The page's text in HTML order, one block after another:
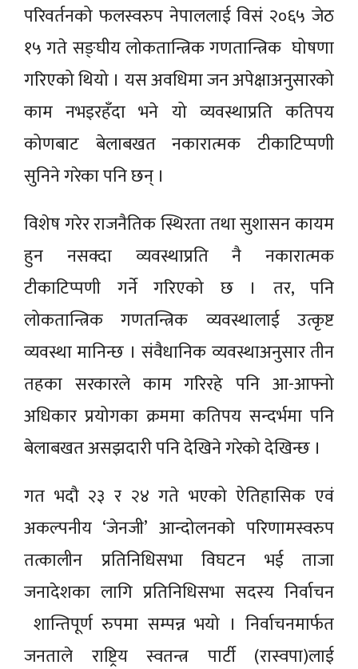
परिवर्तनको फलस्वरुप नेपाललाई विसं २०६५ जेठ
१५ गते सङ्घीय लोकतान्त्रिक गणतान्त्रिक घोषणा
गरिएको थियो । यस अवधिमा जन अपेक्षाअनुसारको
काम नभइरहँदा भने यो व्यवस्थाप्रति कतिपय
कोणबाट बेलाबखत नकारात्मक टीकाटिप्पणी
सुनिने गरेका पनि छन् ।
विशेष गरेर राजनैतिक स्थिरता तथा सुशासन कायम
हुन नसक्दा व्यवस्थाप्रति नै नकारात्मक
टीकाटिप्पणी गर्ने गरिएको छ । तर, पनि
लोकतान्त्रिक गणतन्त्रिक व्यवस्थालाई उत्कृष्ट
व्यवस्था मानिन्छ । संवैधानिक व्यवस्थाअनुसार तीन
तहका सरकारले काम गरिरहे पनि आ-आफ्नो
अधिकार प्रयोगका क्रममा कतिपय सन्दर्भमा पनि
बेलाबखत असझदारी पनि देखिने गरेको देखिन्छ ।
गत भदौ २३ र २४ गते भएको ऐतिहासिक एवं
अकल्पनीय ‘जेनजी’ आन्दोलनको परिणामस्वरुप
तत्कालीन प्रतिनिधिसभा विघटन भई ताजा
जनादेशका लागि प्रतिनिधिसभा सदस्य निर्वाचन
शान्तिपूर्ण रुपमा सम्पन्न भयो । निर्वाचनमार्फत
जनताले राष्ट्रिय स्वतन्त्र पार्टी (रास्वपा)लाई